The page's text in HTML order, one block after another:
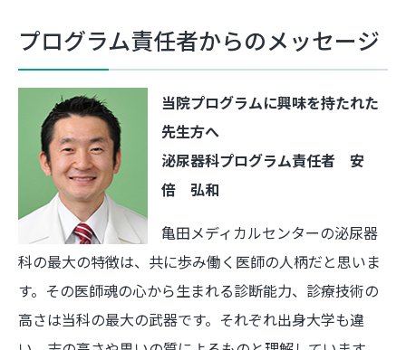
プログラム責任者からのメッセージ
当院プログラムに興味を持たれた
先生方へ
泌尿器科プログラム責任者 安
倍 弘和
亀田メディカルセンターの泌尿器
科の最大の特徴は、共に歩み働く医師の人柄だと思いま
す。その医師魂の心から生まれる診断能力、診療技術の
高さは当科の最大の武器です。それぞれ出身大学も違